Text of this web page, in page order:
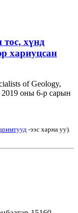
хүнд
хариуцсан
of Geology,
оны 6-р сарын
-ээс харна уу).